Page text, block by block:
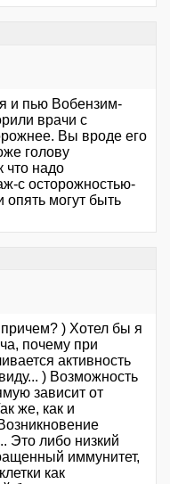
и пью Вобензим-
врачи с
Вы вроде его
голову
что надо
с осторожностью-
опять могут быть
) Хотел бы я
почему при
активность
) Возможность
зависит от
же, как и
Это либо низкий
иммунитет,
как